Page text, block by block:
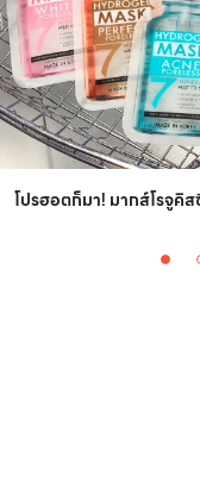
โปรฮอตก็มา! มากส์โรจูคิ